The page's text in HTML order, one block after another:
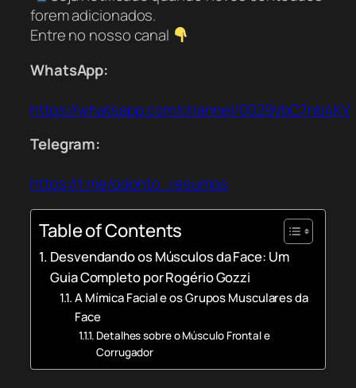
forem adicionados.
Entre no nosso canal
WhatsApp:
https://whatsapp.com/channel/
Telegram:
https://t.me/odonto_resumos
Table of Contents
Desvendando os Músculos da Face: Um
Guia Completo por Rogério Gozzi
A Mímica Facial e os Grupos Musculares da
Face
Detalhes sobre o Músculo Frontal e
Corrugador